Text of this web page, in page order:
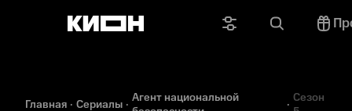
Главная Сериалы Агент национальной
Сезон